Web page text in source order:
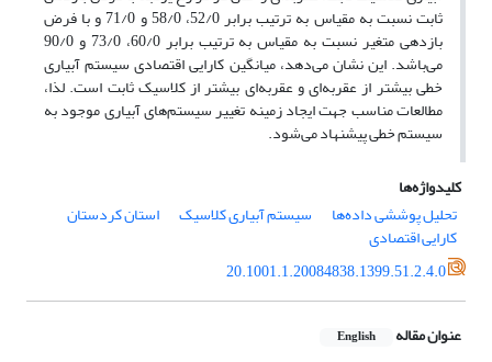
ثابت نسبت به مقیاس به ترتیب برابر 52/0، 58/0 و 71/0 و با فرض
بازدهی متغیر نسبت به مقیاس به ترتیب برابر 60/0، 73/0 و 90/0
می‌باشد. این نشان می‌دهد، میانگین کارایی اقتصادی سیستم آبیاری
خطی بیشتر از عقربه‌ای و عقربه‌ای بیشتر از کلاسیک ثابت است. لذا،
مطالعات مناسب جهت ایجاد زمینه تغییر سیستم‌های آبیاری موجود به
سیستم خطی پیشنهاد می‌شود.
کلیدواژه‌ها
تحلیل پوششی داده‌ها
سیستم آبیاری کلاسیک استان کردستان
کارایی اقتصادی
20.1001.1.20084838.1399.51.2.4.0
عنوان مقاله English